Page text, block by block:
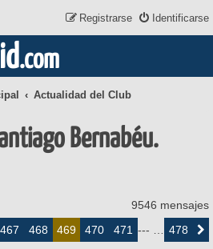
Identificarse
Registrarse
.com
Actualidad del Club
Bernabéu.
9546 mensajes
467 468 469 470 471 --- … 478